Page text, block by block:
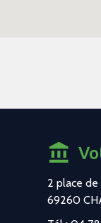
2 place de
69260